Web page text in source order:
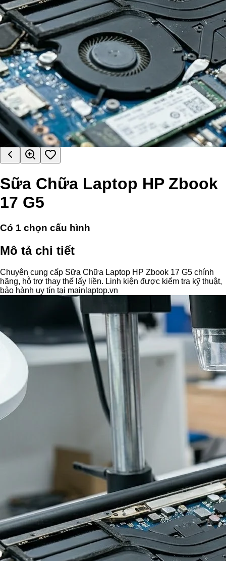
Sữa Chữa Laptop HP Zbook
17 G5
Có 1 chọn cấu hình
Mô tả chi tiết
Chuyên cung cấp Sữa Chữa Laptop HP Zbook 17 G5 chính
hãng, hỗ trợ thay thế lấy liền. Linh kiện được kiểm tra kỹ thuật,
bảo hành uy tín tại mainlaptop.vn